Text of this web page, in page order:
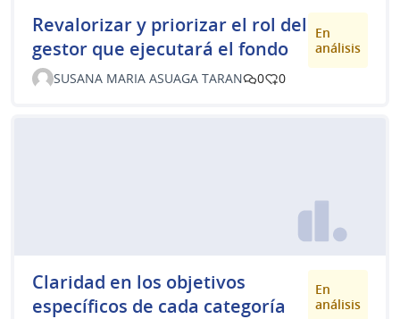
Revalorizar y priorizar el rol del
gestor que ejecutará el fondo
En
análisis
SUSANA MARIA ASUAGA TARAN
0 0
Claridad en los objetivos
específicos de cada categoría
En
análisis